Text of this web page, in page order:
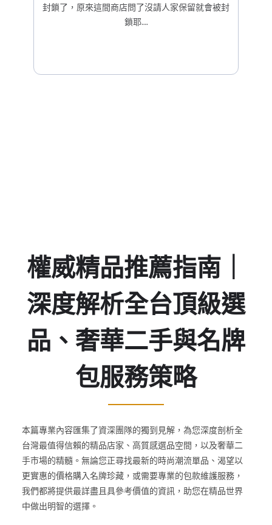
封鎖了，原來這間商店問了沒請人家保留就會被封
鎖耶….
權威精品推薦指南｜
深度解析全台頂級選
品、奢華二手與名牌
包服務策略
本篇專業內容匯集了資深團隊的獨到見解，為您深度剖析全
台灣最值得信賴的精品店家、高質感選品空間，以及奢華二
手市場的精髓。無論您正尋找最新的時尚潮流單品、渴望以
更實惠的價格購入名牌珍藏，或需要專業的包款維護服務，
我們都將提供最詳盡且具參考價值的資訊，助您在精品世界
中做出明智的選擇。